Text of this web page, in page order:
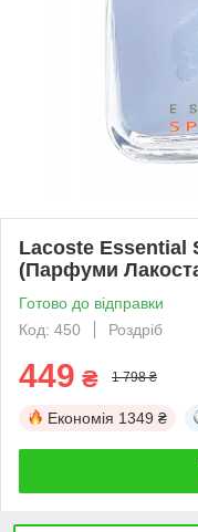
Lacoste Essential
(Парфуми
Готово до відправки
Код: 450
Роздріб
449 ₴ 1 798 ₴
Економія 1349 ₴